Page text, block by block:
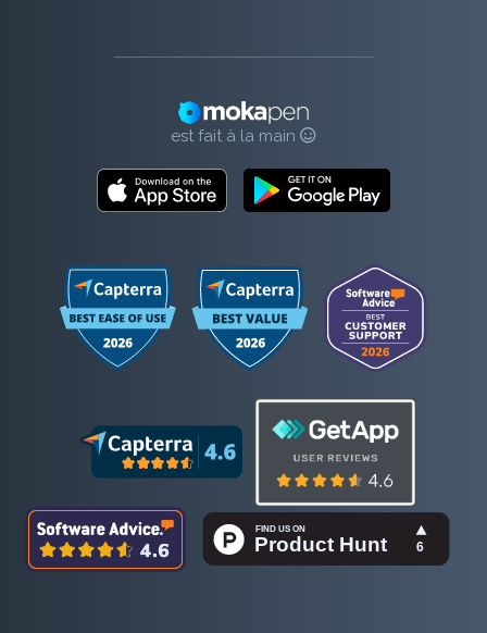
est fait à la main